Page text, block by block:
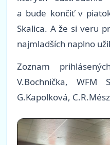
a bude končiť v
Skalica. A že si veru
najmladších naplno
Zoznam
V.Bochnička, WFM
G.Kapolková,